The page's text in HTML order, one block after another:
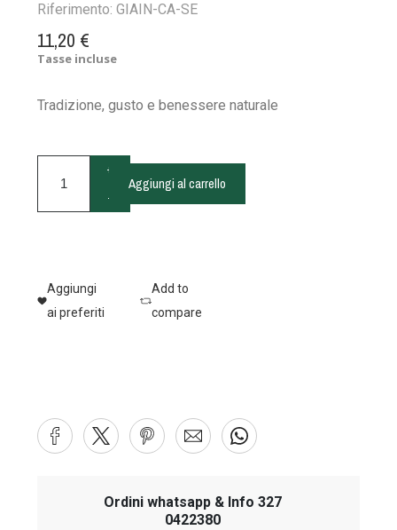
Riferimento:GIAIN-CA-SE
11,20 €
Tasse incluse
Tradizione, gusto e benessere naturale
+
-
Aggiungi al carrello
Aggiungi
ai preferiti
Add to
compare
Ordini whatsapp & Info 327
0422380